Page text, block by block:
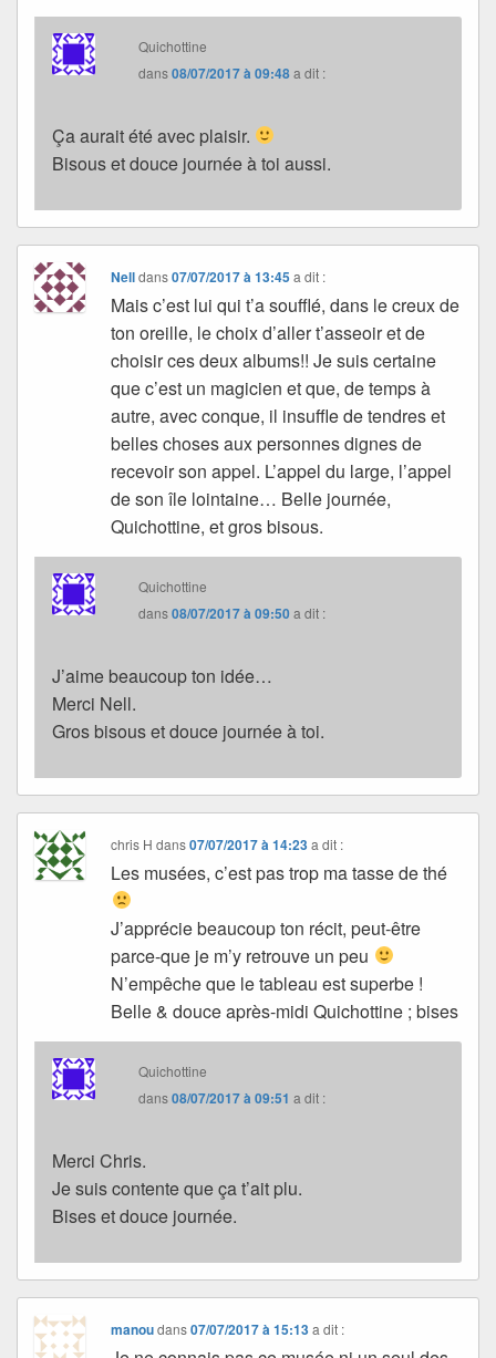
Quichottine
dans08/07/2017 à 09:48a dit :
Ça aurait été avec plaisir.
Bisous et douce journée à toi aussi.
Nelldans07/07/2017 à 13:45 a dit :
Mais c’est lui qui t’a soufflé, dans le creux de
ton oreille, le choix d’aller t’asseoir et de
choisir ces deux albums!! Je suis certaine
que c’est un magicien et que, de temps à
autre, avec conque, il insuffle de tendres et
belles choses aux personnes dignes de
recevoir son appel. L’appel du large, l’appel
de son île lointaine… Belle journée,
Quichottine, et gros bisous.
Quichottine
dans08/07/2017 à 09:50a dit :
J’aime beaucoup ton idée…
Merci Nell.
Gros bisous et douce journée à toi.
chris H dans07/07/2017 à 14:23 a dit :
Les musées, c’est pas trop ma tasse de thé
J’apprécie beaucoup ton récit, peut-être
parce-que je m’y retrouve un peu
N’empêche que le tableau est superbe !
Belle & douce après-midi Quichottine ; bises
Quichottine
dans08/07/2017 à 09:51 a dit :
Merci Chris.
Je suis contente que ça t’ait plu.
Bises et douce journée.
manoudans07/07/2017 à 15:13 a dit :